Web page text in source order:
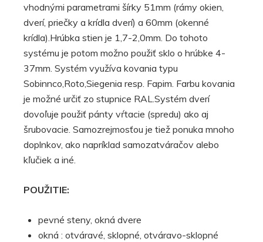
vhodnými parametrami šírky 51mm (rámy okien,
dverí, priečky a krídla dverí) a 60mm (okenné
krídla).Hrúbka stien je 1,7-2,0mm. Do tohoto
systému je potom možno použiť sklo o hrúbke 4-
37mm. Systém využíva kovania typu
Sobinnco,Roto,Siegenia resp. Fapim. Farbu kovania
je možné určiť zo stupnice RAL.Systém dverí
dovoľuje použiť pánty vŕtacie (spredu) ako aj
šrubovacie. Samozrejmosťou je tiež ponuka mnoho
doplnkov, ako napríklad samozatváračov alebo
kľučiek a iné.
POUŽITIE:
pevné steny, okná dvere
okná : otváravé, sklopné, otváravo-sklopné